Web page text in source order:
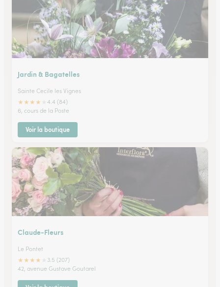
Jardin & Bagatelles
Sainte Cecile les Vignes
★★★★
4.4 (84)
6, cours de la Poste
Voir la boutique
Claude-Fleurs
Le Pontet
★★★★
3.5 (207)
42, avenue Gustave Goutarel